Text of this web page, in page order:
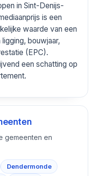
in Sint-Denijs-
is een
waarde van een
bouwjaar,
(EPC).
een schatting op
gemeenten en
Dendermonde